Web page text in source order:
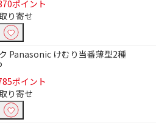
ポイント
り寄せ
Panasonic けむり当番薄型2種
ポイント
り寄せ